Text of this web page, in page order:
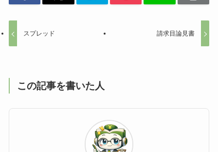
スプレッド 請求目論見書
この記事を書いた人